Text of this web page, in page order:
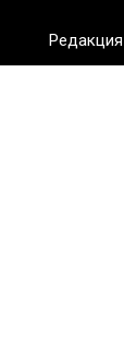
Редакция